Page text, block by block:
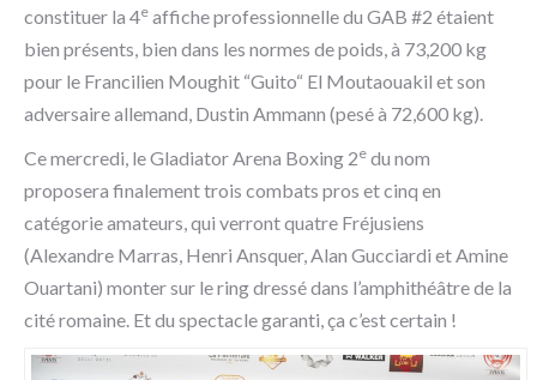
constituer la 4e affiche professionnelle du GAB #2 étaient
bien présents, bien dans les normes de poids, à 73,200 kg
pour le Francilien Moughit “Guito“ El Moutaouakil et son
adversaire allemand, Dustin Ammann (pesé à 72,600 kg).
Ce mercredi, le Gladiator Arena Boxing 2e du nom
proposera finalement trois combats pros et cinq en
catégorie amateurs, qui verront quatre Fréjusiens
(Alexandre Marras, Henri Ansquer, Alan Gucciardi et Amine
Ouartani) monter sur le ring dressé dans l’amphithéâtre de la
cité romaine. Et du spectacle garanti, ça c’est certain !